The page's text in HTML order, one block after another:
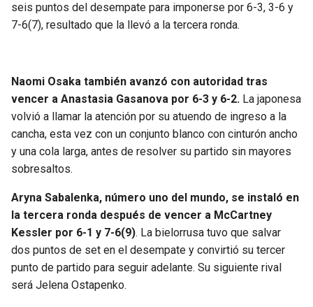
seis puntos del desempate para imponerse por 6-3, 3-6 y
7-6(7), resultado que la llevó a la tercera ronda.
Naomi Osaka también avanzó con autoridad tras
vencer a Anastasia Gasanova por 6-3 y 6-2. La japonesa
volvió a llamar la atención por su atuendo de ingreso a la
cancha, esta vez con un conjunto blanco con cinturón ancho
y una cola larga, antes de resolver su partido sin mayores
sobresaltos.
Aryna Sabalenka, número uno del mundo, se instaló en
la tercera ronda después de vencer a McCartney
Kessler por 6-1 y 7-6(9). La bielorrusa tuvo que salvar
dos puntos de set en el desempate y convirtió su tercer
punto de partido para seguir adelante. Su siguiente rival
será Jelena Ostapenko.